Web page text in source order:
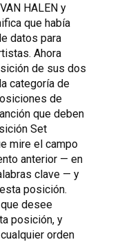
HALEN y
que había
datos para
Ahora
de sus dos
categoría de
de
que deben
Set
mire el campo
anterior — en
clave — y
posición.
desee
posición, y
orden